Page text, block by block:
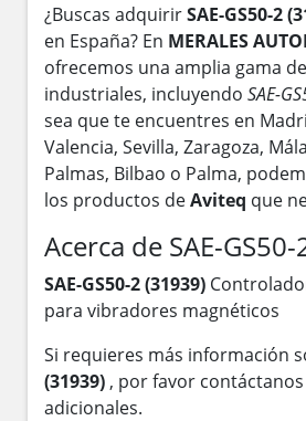
¿Buscas adquirirSAE-GS50-2
en España? En MERALES
ofrecemos una amplia gama
industriales, incluyendo SAE-
sea que te encuentres en
Valencia, Sevilla, Zaragoza,
Palmas, Bilbao o Palma,
los productos deAviteq que
Acerca de SAE-
SAE-GS50-2 (31939)
para vibradores magnéticos
Si requieres más información
(31939) , por favor
adicionales.